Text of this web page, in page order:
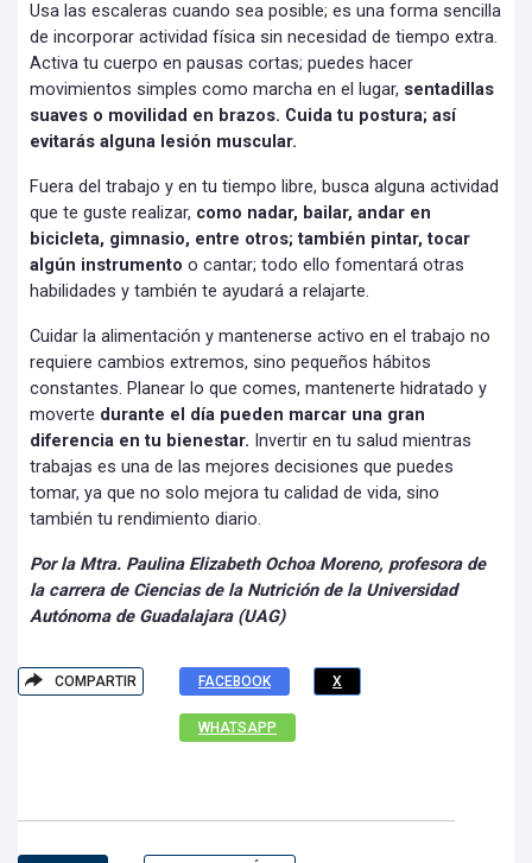
Usa las escaleras cuando sea posible; es una forma sencilla
de incorporar actividad física sin necesidad de tiempo extra.
Activa tu cuerpo en pausas cortas; puedes hacer
movimientos simples como marcha en el lugar, sentadillas
suaves o movilidad en brazos. Cuida tu postura; así
evitarás alguna lesión muscular.
Fuera del trabajo y en tu tiempo libre, busca alguna actividad
que te guste realizar, como nadar, bailar, andar en
bicicleta, gimnasio, entre otros; también pintar, tocar
algún instrumento o cantar; todo ello fomentará otras
habilidades y también te ayudará a relajarte.
Cuidar la alimentación y mantenerse activo en el trabajo no
requiere cambios extremos, sino pequeños hábitos
constantes. Planear lo que comes, mantenerte hidratado y
moverte durante el día pueden marcar una gran
diferencia en tu bienestar. Invertir en tu salud mientras
trabajas es una de las mejores decisiones que puedes
tomar, ya que no solo mejora tu calidad de vida, sino
también tu rendimiento diario.
Por la Mtra. Paulina Elizabeth Ochoa Moreno, profesora de
la carrera de Ciencias de la Nutrición de la Universidad
Autónoma de Guadalajara (UAG)
COMPARTIR FACEBOOK X
WHATSAPP